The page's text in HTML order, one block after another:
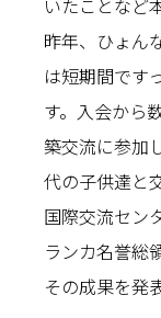
いたことなど
昨年、ひょん
は短期間です
す。入会から
築交流に参加
代の子供達と
国際交流セン
ランカ名誉総
その成果を発